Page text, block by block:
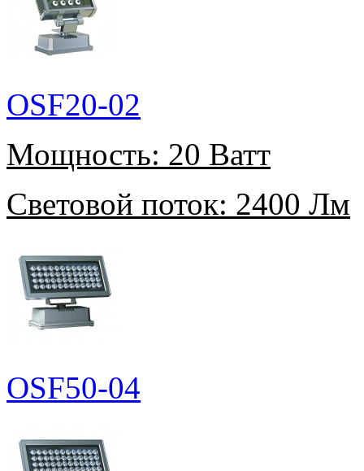
OSF20-02
Мощность: 20 Ватт
Световой поток: 2400 Лм
OSF50-04